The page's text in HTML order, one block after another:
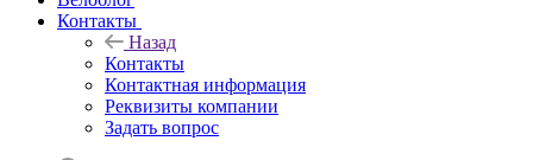
Контакты
Назад
Контакты
Контактная информация
Реквизиты компании
Задать вопрос